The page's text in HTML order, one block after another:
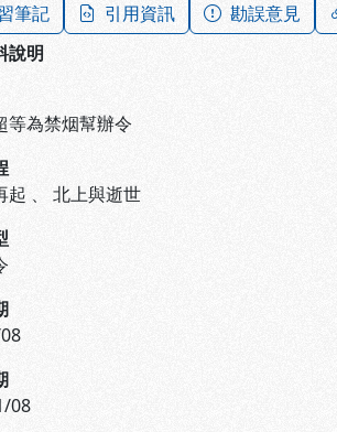
筆記 引用資訊 勘誤意見
說明
等為禁烟幫辦令
起 、 北上與逝世
08